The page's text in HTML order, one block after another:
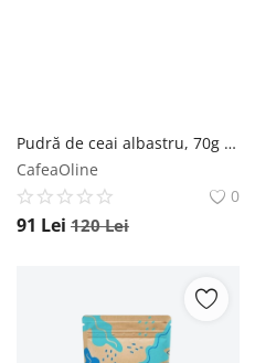
Pudră de ceai albastru, 70g - Default Title The Organic Lab
CafeaOline
0
91 Lei 120Lei